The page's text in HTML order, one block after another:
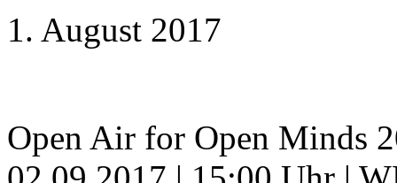
1. August 2017
Open Air for Open Minds